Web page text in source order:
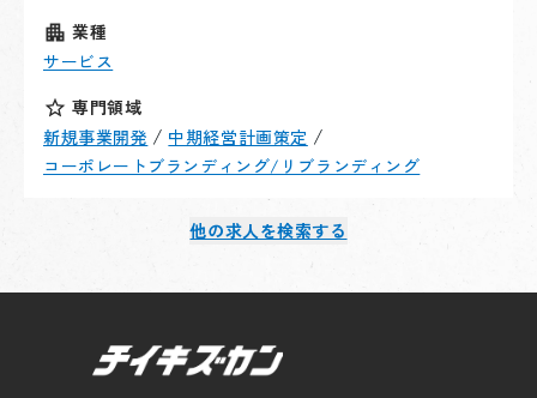
投資や多角化経営に関する知見が社内に不足している。
事業ジャッジ基準の未確立
人材ビジネスの延長線上にない新規事業案（不動産等）
に対し、勝算の有無を判断する「目利き」の力が不足し
ており、二の足を踏んでいる。
新しい経営方針が現場のミドル層にまで深く浸透し、具
加速的な成長に不可欠な外部リソースの活用（買収や提
携）において、戦略的なアプローチができていない。
課題
経営的引き出しの不足
投資や多角化経営に関する知見が社内に不足している。
事業ジャッジ基準の未確立
人材ビジネスの延長線上にない新規事業案（不動産等）
に対し、勝算の有無を判断する「目利き」の力が不足し
ており、二の足を踏んでいる。
いついていない。
業種
サービス
専門領域
新規事業開発 / 中期経営計画策定 /
コーポレートブランディング/リブランディング
他の求人を検索する